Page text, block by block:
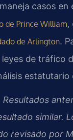
casos en
de Prince William,
de Arlington.
de tráfico
estatutario
Resultados
similar.
revisado por